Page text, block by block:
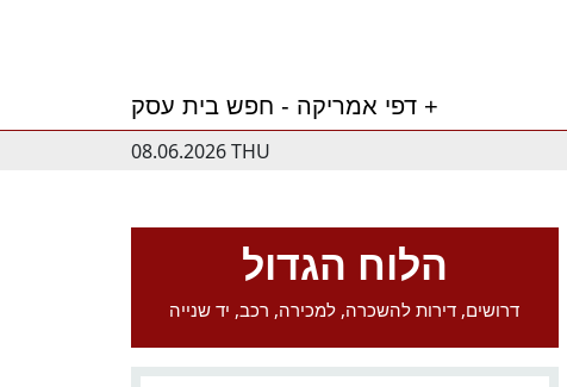
דפי אמריקה - חפש בית עסק +
08.06.2026 THU
הלוח הגדול
דרושים, דירות להשכרה, למכירה, רכב, יד שנייה